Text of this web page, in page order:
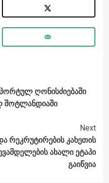
ღონისძიებაში
შოტლანდიაში
Next
რეკრუტირების კახეთის
ახალი ეტაპი
გაიწვია